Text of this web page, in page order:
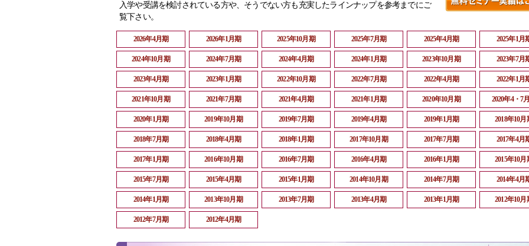
入学や受講を検討されている方や、そうでない方も充実したラインナップを参考までにご
覧下さい。
2026年4月期 2026年1月期 2025年10月期 2025年7月期 2025年4月期 2025年1月
2024年10月期 2024年7月期 2024年4月期 2024年1月期 2023年10月期 2023年7月
2023年4月期 2023年1月期 2022年10月期 2022年7月期 2022年4月期 2022年1月
2021年10月期 2021年7月期 2021年4月期 2021年1月期 2020年10月期 2020年4・7
2020年1月期 2019年10月期 2019年7月期 2019年4月期 2019年1月期 2018年10月
2018年7月期 2018年4月期 2018年1月期 2017年10月期 2017年7月期 2017年4月
2017年1月期 2016年10月期 2016年7月期 2016年4月期 2016年1月期 2015年10月
2015年7月期 2015年4月期 2015年1月期 2014年10月期 2014年7月期 2014年4月
2014年1月期 2013年10月期 2013年7月期 2013年4月期 2013年1月期 2012年10月
2012年7月期 2012年4月期